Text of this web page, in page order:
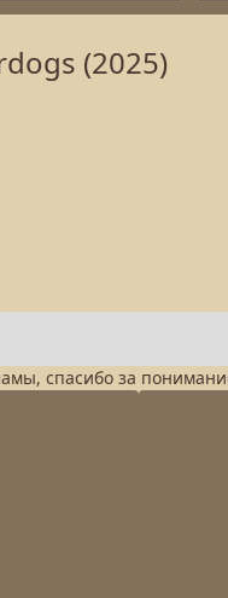
(2025)
спасибо за